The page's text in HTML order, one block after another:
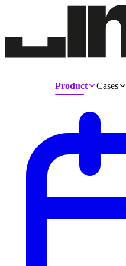
Product Cases